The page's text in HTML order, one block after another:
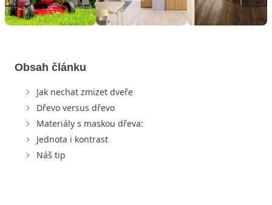
Obsah článku
Jak nechat zmizet dveře
Dřevo versus dřevo
Materiály s maskou dřeva:
Jednota i kontrast
Náš tip